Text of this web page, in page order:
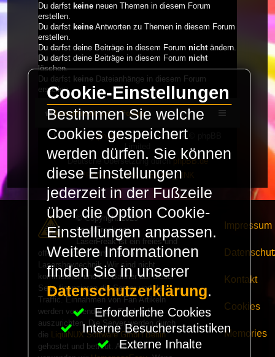
Du darfst keine neuen Themen in diesem Forum
erstellen.
Du darfst keine Antworten zu Themen in diesem Forum
erstellen.
Du darfst deine Beiträge in diesem Forum nicht ändern.
Du darfst deine Beiträge in diesem Forum nicht
löschen.
Du darfst keine Dateianhänge in diesem Forum
erstellen.
LaserFreak.net Forum
Powered byphpBB® Forum Software © phpBB
Limited
Deutsche Übersetzung durchphpBB.de
PRIVACY_LINK |TERMS_LINK
© Copyright 2025 -
LaserFreak.net
LaserFreak ist ein freies und
offenes Forum zum Thema
Lasershowtechnik. Wir sind nicht
kommerziell und die Banner auf dieser
Seite finanzieren die Server und den
Traffic. Einnahmen von Fan Artikeln
werden verwendet um Freaktreffen
auszurichten. Die Server werden durch
die
LiquiNUX Software GmbH Berlin
gehostet und betreut. Als CMS
Impressum
Kontakt
Cookies
Memories
Cookie-Einstellungen
Bestimmen Sie welche
Cookies gespeichert
werden dürfen. Sie können
diese Einstellungen
jederzeit in der Fußzeile
über die Option Cookie-
Einstellungen anpassen.
Weitere Informationen
finden Sie in unserer
Datenschutzerklärung.
Erforderliche Cookies
Interne Besucherstatistiken
Externe Inhalte